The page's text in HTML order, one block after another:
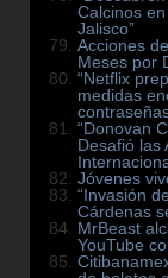
Calcinos
Jalisco”
Acciones
Meses por
“Netflix
medidas
“Donovan
Desafió las
Jóvenes
“Invasión
Cárdenas
MrBeast
YouTube